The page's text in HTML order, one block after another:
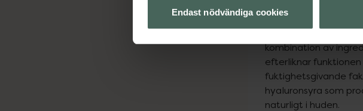
Endast nödvändiga cookiesär perfekt för dig
kombination av
efterliknar
fuktighetsgivande
hyaluronsyra som
naturligt i huden.